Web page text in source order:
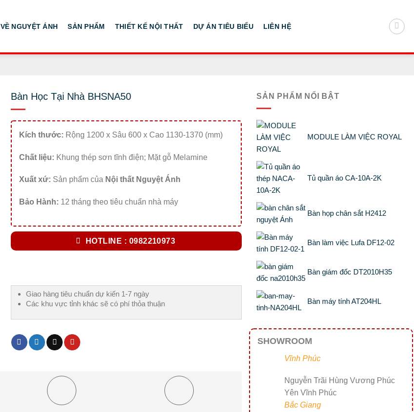
VỀ NGUYỆT ÁNH SẢN PHẨM THIẾT KẾ NỘI THẤT DỰ ÁN TIÊU BIỂU LIÊN HỆ
Bàn Học Tại Nhà BHSNA50
Kích thước: Rộng 1200 x Sâu 600 x Cao 1130-1370 (mm)
Chất liệu: Khung thép sơn tĩnh điện; Mặt gỗ Melamine
Xuất xứ: Sản phẩm của Nội thất Nguyệt Ánh
Bảo Hành: 12 tháng theo tiêu chuẩn nhà máy
HOTLINE : 0982210973
Giao hàng tiêu chuẩn dự kiến 1-7 ngày
Các khu vực tỉnh khác sẽ có phí thỏa thuận
SẢN PHẨM NỔI BẬT
MODULE LÀM VIỆC ROYAL
Tủ quần áo CA-10A-2K
Bàn họp chân sắt H2412
Bàn làm việc Lufa DF12-02
Bàn giám đốc DT2010H35
Bàn máy tính AT204HL
SHOWROOM
Vĩnh Phúc
Nguyễn Trãi Hùng Vương Phúc
Yên Vĩnh Phúc
Bắc Giang